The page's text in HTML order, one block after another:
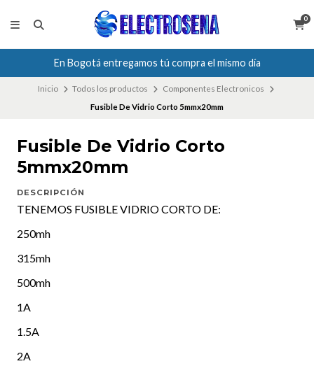
0
En Bogotá entregamos tú compra el mismo día
Inicio Todos los productos
Componentes Electronicos
Fusible De Vidrio Corto 5mmx20mm
Fusible De Vidrio Corto
5mmx20mm
DESCRIPCIÓN
TENEMOS FUSIBLE VIDRIO CORTO DE:
250mh
315mh
500mh
1A
1.5A
2A